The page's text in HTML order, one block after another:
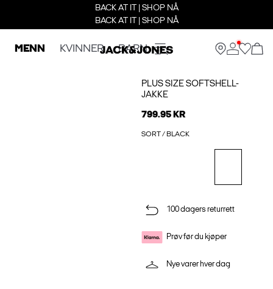
BACK AT IT | SHOP NÅ
BACK AT IT | SHOP NÅ
MENN KVINNER BARN
PLUS SIZE SOFTSHELL-
JAKKE
799.95 KR
SORT / BLACK
100 dagers returrett
Prøv før du kjøper
Nye varer hver dag